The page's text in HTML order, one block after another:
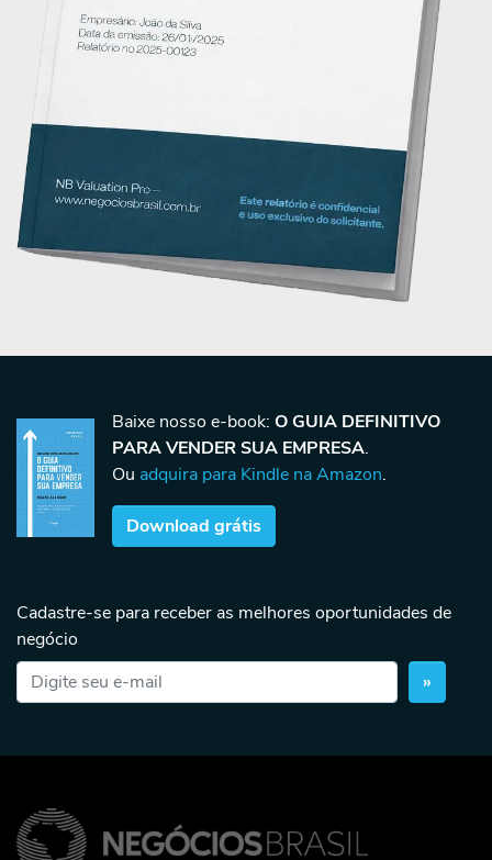
Baixe nosso e-book: O GUIA DEFINITIVO
PARA VENDER SUA EMPRESA.
Ou adquira para Kindle na Amazon.
Download grátis
Cadastre-se para receber as melhores oportunidades de
negócio
»